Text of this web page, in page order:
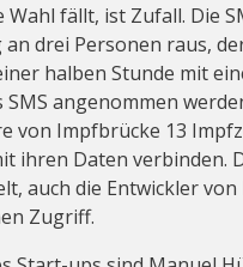
Wahl fällt, ist Zufall. Die
an drei Personen raus,
halben Stunde mit
angenommen
von Impfbrücke 13
ihren Daten verbinden.
auch die Entwickler
Zugriff.